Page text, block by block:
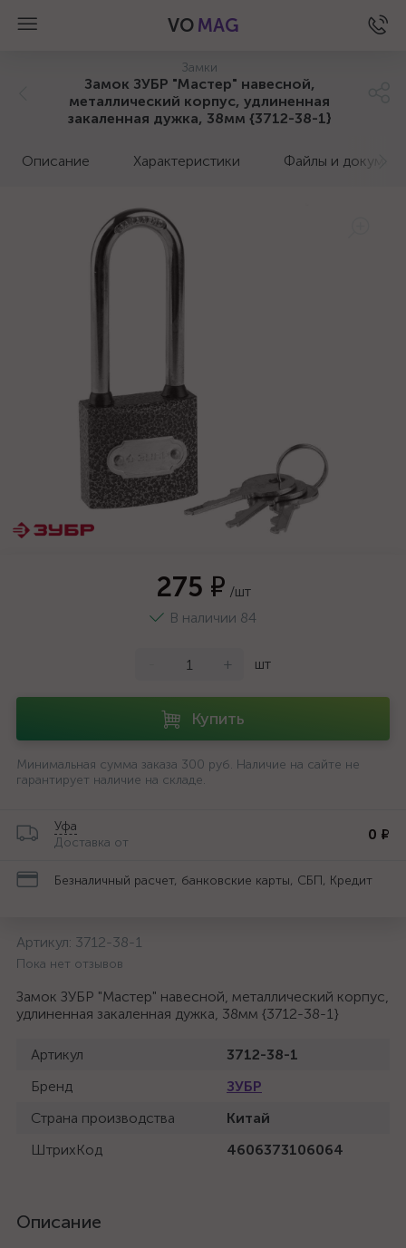
VO MAG
Замки
Замок ЗУБР "Мастер" навесной,
металлический корпус, удлиненная
закаленная дужка, 38мм {3712-38-1}
Описание Характеристики Файлы и
275 ₽ /шт
В наличии 84
+ шт
Купить
Минимальная сумма заказа 300 руб. Наличие на сайте не
гарантирует наличие на складе.
Уфа
Доставка от
0 ₽
Безналичный расчет, банковские карты, СБП, Кредит
Артикул: 3712-38-1
Пока нет отзывов
Замок ЗУБР "Мастер" навесной, металлический корпус,
удлиненная закаленная дужка, 38мм {3712-38-1}
Артикул
3712-38-1
Бренд
ЗУБР
Страна производства
Китай
ШтрихКод
4606373106064
Описание